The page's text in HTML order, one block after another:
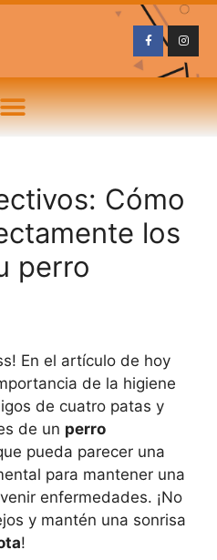
Cómo
los
perro
En el artículo de hoy
de la higiene
de cuatro patas y
de un perro
pueda parecer una
para mantener una
enfermedades. ¡No
y mantén una sonrisa
!